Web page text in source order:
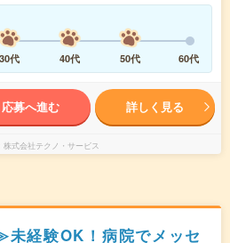
30代 40代 50代 60代
応募へ進む 詳しく見る
株式会社テクノ・サービス
経験OK！病院でメッセ